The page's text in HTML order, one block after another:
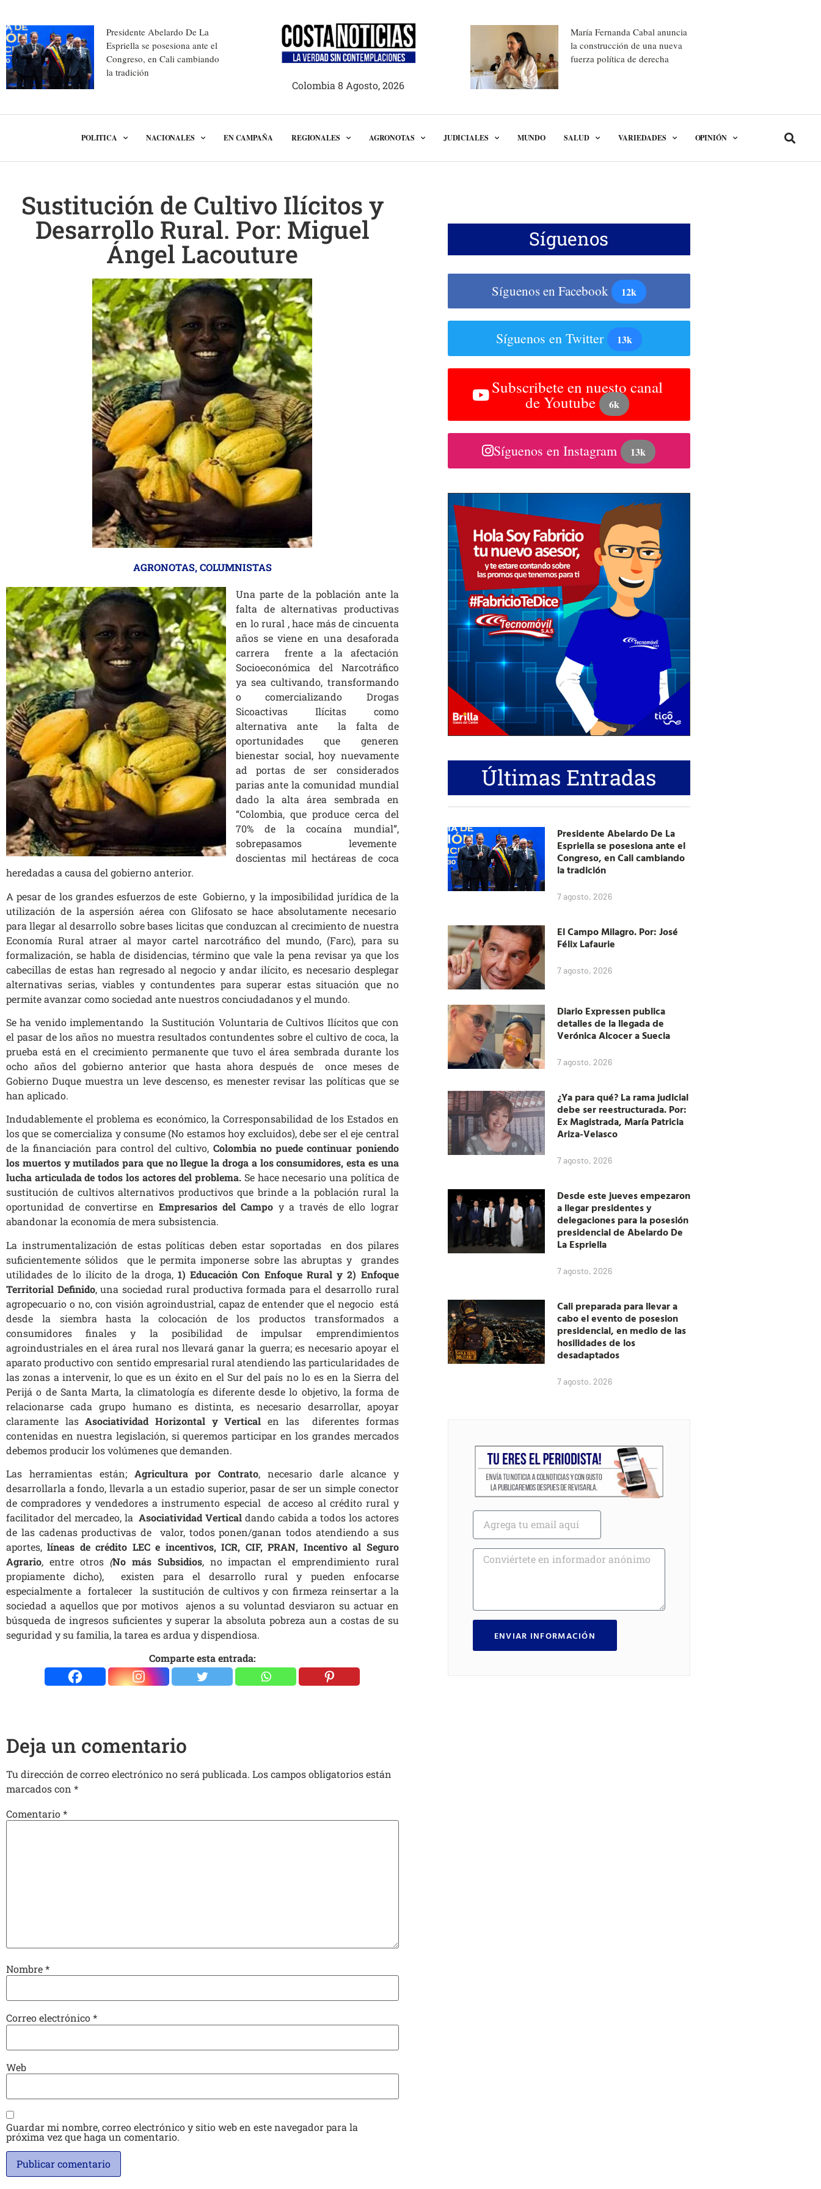
Presidente Abelardo De La
Espriella se posesiona ante el
Congreso, en Cali cambiando
la tradición
Colombia 8 Agosto, 2026
María Fernanda Cabal anuncia
la construcción de una nueva
fuerza política de derecha
POLITICA NACIONALES EN CAMPAÑA REGIONALES AGRONOTAS JUDICIALES MUNDO SALUD VARIEDADES OPINIÓN
Sustitución de Cultivo Ilícitos y
Desarrollo Rural. Por: Miguel
Ángel Lacouture
AGRONOTAS,COLUMNISTAS
Una parte de la población ante la
falta de alternativas productivas
en lo rural , hace más de cincuenta
años se viene en una desaforada
carrera frente a la afectación
Socioeconómica del Narcotráfico
ya sea cultivando, transformando
o comercializando Drogas
Sicoactivas Ilícitas como
alternativa ante la falta de
oportunidades que generen
bienestar social, hoy nuevamente
ad portas de ser considerados
parias ante la comunidad mundial
dado la alta área sembrada en
“Colombia, que produce cerca del
70% de la cocaína mundial”,
sobrepasamos levemente
doscientas mil hectáreas de coca
heredadas a causa del gobierno anterior.
A pesar de los grandes esfuerzos de este Gobierno, y la imposibilidad jurídica de la
utilización de la aspersión aérea con Glifosato se hace absolutamente necesario
para llegar al desarrollo sobre bases licitas que conduzcan al crecimiento de nuestra
Economía Rural atraer al mayor cartel narcotráfico del mundo, (Farc), para su
formalización, se habla de disidencias, término que vale la pena revisar ya que los
cabecillas de estas han regresado al negocio y andar ilícito, es necesario desplegar
alternativas serias, viables y contundentes para superar estas situación que no
permite avanzar como sociedad ante nuestros conciudadanos y el mundo.
Se ha venido implementando la Sustitución Voluntaria de Cultivos Ilícitos que con
el pasar de los años no muestra resultados contundentes sobre el cultivo de coca, la
prueba está en el crecimiento permanente que tuvo el área sembrada durante los
ocho años del gobierno anterior que hasta ahora después de once meses de
Gobierno Duque muestra un leve descenso, es menester revisar las políticas que se
han aplicado.
Indudablemente el problema es económico, la Corresponsabilidad de los Estados en
los que se comercializa y consume (No estamos hoy excluidos), debe ser el eje central
de la financiación para control del cultivo, Colombia no puede continuar poniendo
los muertos y mutilados para que no llegue la droga a los consumidores, esta es una
lucha articulada de todos los actores del problema. Se hace necesario una política de
sustitución de cultivos alternativos productivos que brinde a la población rural la
oportunidad de convertirse en Empresarios del Campo y a través de ello lograr
abandonar la economía de mera subsistencia.
La instrumentalización de estas políticas deben estar soportadas en dos pilares
suficientemente sólidos que le permita imponerse sobre las abruptas y grandes
utilidades de lo ilícito de la droga, 1) Educación Con Enfoque Rural y 2) Enfoque
Territorial Definido, una sociedad rural productiva formada para el desarrollo rural
agropecuario o no, con visión agroindustrial, capaz de entender que el negocio está
desde la siembra hasta la colocación de los productos transformados a
consumidores finales y la posibilidad de impulsar emprendimientos
agroindustriales en el área rural nos llevará ganar la guerra; es necesario apoyar el
aparato productivo con sentido empresarial rural atendiendo las particularidades de
las zonas a intervenir, lo que es un éxito en el Sur del país no lo es en la Sierra del
Perijá o de Santa Marta, la climatología es diferente desde lo objetivo, la forma de
relacionarse cada grupo humano es distinta, es necesario desarrollar, apoyar
claramente lasAsociatividad Horizontal y Vertical en las diferentes formas
contenidas en nuestra legislación, si queremos participar en los grandes mercados
debemos producir los volúmenes que demanden.
Las herramientas están; Agricultura por Contrato, necesario darle alcance y
desarrollarla a fondo, llevarla a un estadio superior, pasar de ser un simple conector
de compradores y vendedores a instrumento especial de acceso al crédito rural y
facilitador del mercadeo, laAsociatividad Verticaldando cabida a todos los actores
de las cadenas productivas de valor, todos ponen/ganan todos atendiendo a sus
aportes, líneas de crédito LEC e incentivos, ICR, CIF, PRAN, Incentivo al Seguro
Agrario, entre otros(No más Subsidios, no impactan el emprendimiento rural
propiamente dicho), existen para el desarrollo rural y pueden enfocarse
especialmente a fortalecer la sustitución de cultivos y con firmeza reinsertar a la
sociedad a aquellos que por motivos ajenos a su voluntad desviaron su actuar en
búsqueda de ingresos suficientes y superar la absoluta pobreza aun a costas de su
seguridad y su familia, la tarea es ardua y dispendiosa.
Comparte esta entrada:
Deja un comentario
Tu dirección de correo electrónico no será publicada. Los campos obligatorios están
marcados con *
Comentario*
Nombre*
Correo electrónico*
Web
Guardar mi nombre, correo electrónico y sitio web en este navegador para la
próxima vez que haga un comentario.
Síguenos
Síguenos en Facebook 12k
Síguenos en Twitter 13k
Subscribete en nuesto canal
de Youtube 6k
Síguenos en Instagram 13k
Últimas Entradas
Presidente Abelardo De La
Espriella se posesiona ante el
Congreso, en Cali cambiando
la tradición
7 agosto, 2026
El Campo Milagro. Por: José
Félix Lafaurie
7 agosto, 2026
Diario Expressen publica
detalles de la llegada de
Verónica Alcocer a Suecia
7 agosto, 2026
¿Ya para qué? La rama judicial
debe ser reestructurada. Por:
Ex Magistrada, María Patricia
Ariza-Velasco
7 agosto, 2026
Desde este jueves empezaron
a llegar presidentes y
delegaciones para la posesión
presidencial de Abelardo De
La Espriella
7 agosto, 2026
Cali preparada para llevar a
cabo el evento de posesion
presidencial, en medio de las
hosilidades de los
desadaptados
7 agosto, 2026
ENVIAR INFORMACIÓN